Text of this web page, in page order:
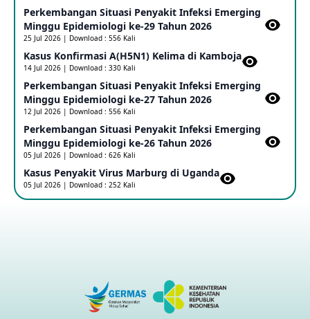
Update Informasi PHEIC Penyakit Ebola
23 May 2026
Penetapan Outbreak Penyakit Ebola di RD Kongo dan
Uganda Sebagai PHEIC
17 May 2026
Outbreak Penyakti Ebola di RD Kongo
16 May 2026
Kasus Konfirmasi A(H5NN6) di Cina
Penyakit virus Hanta di Kapal Pesiar Keberangkatan
Perkembangan Situasi Penyakit Infeksi Emerging
Minggu Epidemiologi ke-29 Tahun 2026
25 Jul 2026 | Download : 556 Kali
Kasus Konfirmasi A(H5N1) Kelima di Kamboja​
14 Jul 2026 | Download : 330 Kali
Perkembangan Situasi Penyakit Infeksi Emerging
Minggu Epidemiologi ke-27 Tahun 2026
12 Jul 2026 | Download : 556 Kali
Perkembangan Situasi Penyakit Infeksi Emerging
Minggu Epidemiologi ke-26 Tahun 2026
05 Jul 2026 | Download : 626 Kali
Kasus Penyakit Virus Marburg di Uganda
05 Jul 2026 | Download : 252 Kali